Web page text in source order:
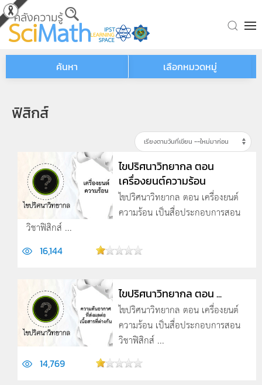
Skip to main content
ค้นหา เลือกหมวดหมู่
ฟิสิกส์
ไขปริศนาวิทยากล ตอน
เครื่องยนต์ความร้อน
ไขปริศนาวิทยากล ตอน เครื่องยนต์
ความร้อน เป็นสื่อประกอบการสอน
วิชาฟิสิกส์ ...
16,144
ไขปริศนาวิทยากล ตอน ...
ไขปริศนาวิทยากล ตอน เครื่องยนต์
ความร้อน เป็นสื่อประกอบการสอน
วิชาฟิสิกส์ ...
14,769